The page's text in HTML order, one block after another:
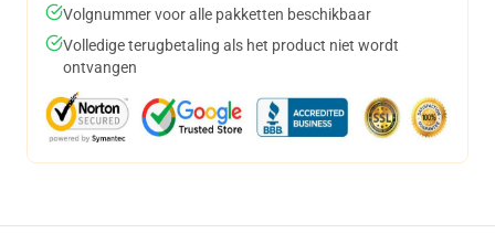
Volgnummer voor alle pakketten beschikbaar
Volledige terugbetaling als het product niet wordt
ontvangen